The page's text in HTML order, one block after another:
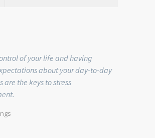
of your life and having
about your day-to-day
are the keys to stress